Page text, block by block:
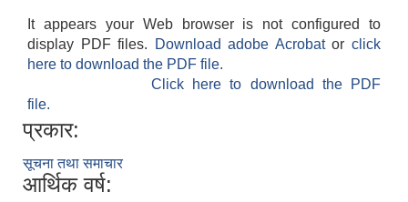
It appears your Web browser is not configured to
display PDF files.
Download adobe Acrobatorclick
here to download the PDF file.
Click here to download the PDF
file.
प्रकार:
सूचना तथा समाचार
आर्थिक वर्ष: